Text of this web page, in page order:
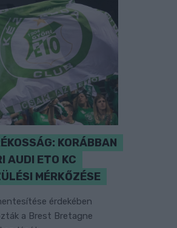
KORÁBBAN
AUDI ETO KC
MÉRKŐZÉSE
érdekében
a Brest Bretagne